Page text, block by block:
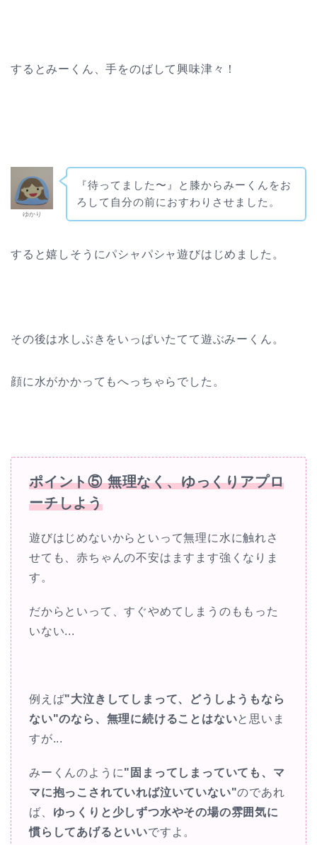
するとみーくん、手をのばして興味津々！
ゆかり
『待ってました〜』と膝からみーくんをお
ろして自分の前におすわりさせました。
すると嬉しそうにパシャパシャ遊びはじめました。
その後は水しぶきをいっぱいたてて遊ぶみーくん。
顔に水がかかってもへっちゃらでした。
ポイント⑤ 無理なく、ゆっくりアプロ
ーチしよう
遊びはじめないからといって無理に水に触れさ
せても、赤ちゃんの不安はますます強くなりま
す。
だからといって、すぐやめてしまうのももった
いない...
例えば"大泣きしてしまって、どうしようもなら
ない"のなら、無理に続けることはないと思いま
すが...
みーくんのように"固まってしまっていても、マ
マに抱っこされていれば泣いていない"のであれ
ば、 ゆっくりと少しずつ水やその場の雰囲気に
慣らしてあげるといいですよ。